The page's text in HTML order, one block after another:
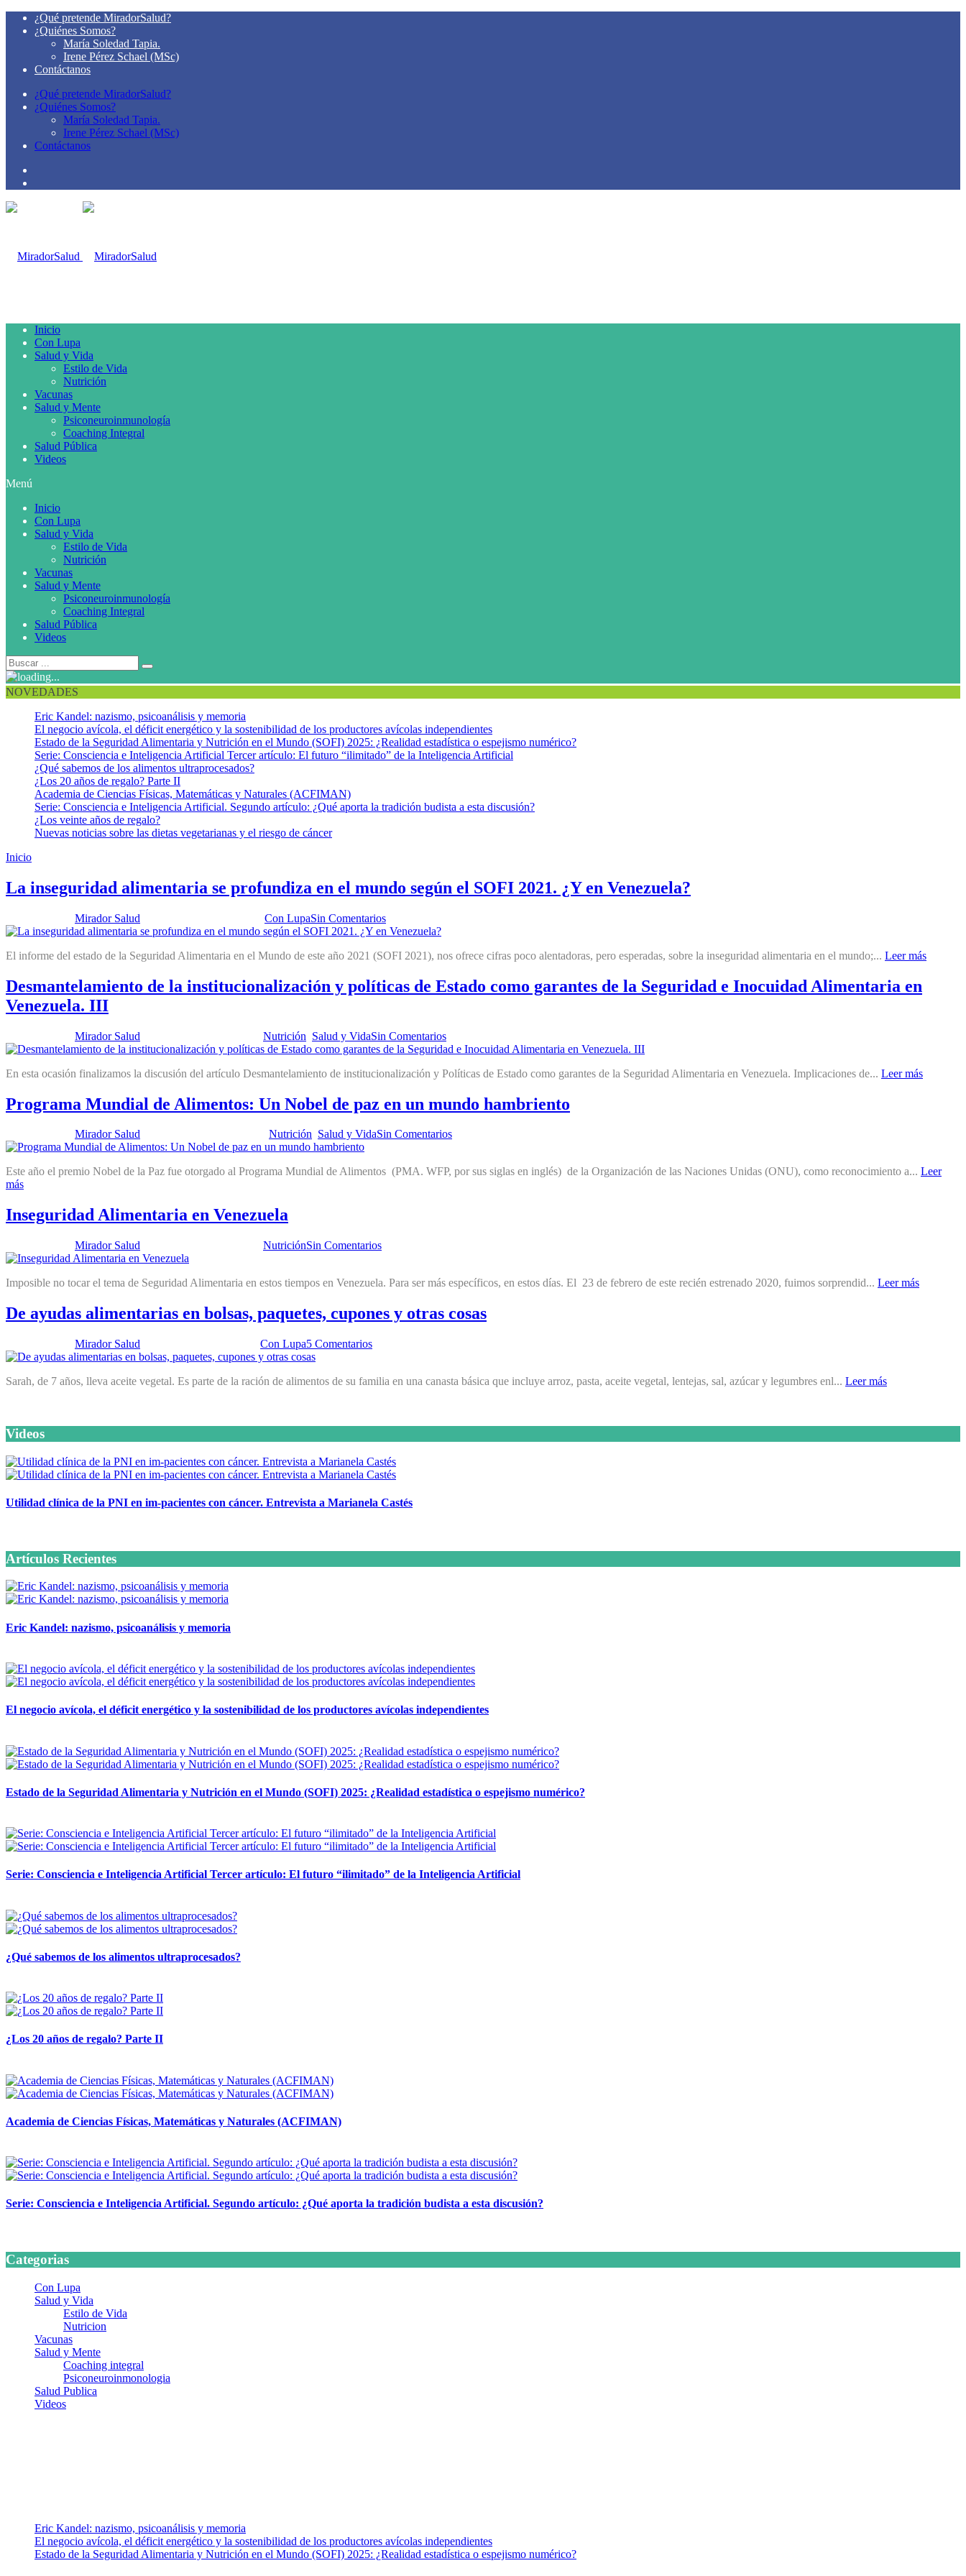
¿Qué pretende MiradorSalud?
¿Quiénes Somos?
María Soledad Tapia.
Irene Pérez Schael (MSc)
Contáctanos
¿Qué pretende MiradorSalud?
¿Quiénes Somos?
María Soledad Tapia.
Irene Pérez Schael (MSc)
Contáctanos
Inicio
Con Lupa
Salud y Vida
Estilo de Vida
Nutrición
Vacunas
Salud y Mente
Psiconeuroinmunología
Coaching Integral
Salud Pública
Videos
Menú
Inicio
Con Lupa
Salud y Vida
Estilo de Vida
Nutrición
Vacunas
Salud y Mente
Psiconeuroinmunología
Coaching Integral
Salud Pública
Videos
NOVEDADES
Eric Kandel: nazismo, psicoanálisis y memoria
El negocio avícola, el déficit energético y la sostenibilidad de los productores avícolas independientes
Estado de la Seguridad Alimentaria y Nutrición en el Mundo (SOFI) 2025: ¿Realidad estadística o espejismo numérico?
Serie: Consciencia e Inteligencia Artificial Tercer artículo: El futuro “ilimitado” de la Inteligencia Artificial
¿Qué sabemos de los alimentos ultraprocesados?
¿Los 20 años de regalo? Parte II
Academia de Ciencias Físicas, Matemáticas y Naturales (ACFIMAN)
Serie: Consciencia e Inteligencia Artificial. Segundo artículo: ¿Qué aporta la tradición budista a esta discusión?
¿Los veinte años de regalo?
Nuevas noticias sobre las dietas vegetarianas y el riesgo de cáncer
Inicio
La inseguridad alimentaria se profundiza en el mundo según el SOFI 2021. ¿Y en Venezuela?
Mirador Salud Con LupaSin Comentarios
El informe del estado de la Seguridad Alimentaria en el Mundo de este año 2021 (SOFI 2021), nos ofrece cifras poco alentadoras, pero esperadas, sobre la inseguridad alimentaria en el mundo;... Leer más
Desmantelamiento de la institucionalización y políticas de Estado como garantes de la Seguridad e Inocuidad Alimentaria en
Venezuela. III
Mirador Salud Nutrición Salud y VidaSin Comentarios
En esta ocasión finalizamos la discusión del artículo Desmantelamiento de institucionalización y Políticas de Estado como garantes de la Seguridad Alimentaria en Venezuela. Implicaciones de... Leer más
Programa Mundial de Alimentos: Un Nobel de paz en un mundo hambriento
Mirador Salud Nutrición Salud y VidaSin Comentarios
Este año el premio Nobel de la Paz fue otorgado al Programa Mundial de Alimentos (PMA. WFP, por sus siglas en inglés) de la Organización de las Naciones Unidas (ONU), como reconocimiento a... Leer
más
Inseguridad Alimentaria en Venezuela
Mirador Salud NutriciónSin Comentarios
Imposible no tocar el tema de Seguridad Alimentaria en estos tiempos en Venezuela. Para ser más específicos, en estos días. El 23 de febrero de este recién estrenado 2020, fuimos sorprendid... Leer más
De ayudas alimentarias en bolsas, paquetes, cupones y otras cosas
Mirador Salud Con Lupa5 Comentarios
Sarah, de 7 años, lleva aceite vegetal. Es parte de la ración de alimentos de su familia en una canasta básica que incluye arroz, pasta, aceite vegetal, lentejas, sal, azúcar y legumbres enl... Leer más
Videos
Utilidad clínica de la PNI en im-pacientes con cáncer. Entrevista a Marianela Castés
Artículos Recientes
Eric Kandel: nazismo, psicoanálisis y memoria
El negocio avícola, el déficit energético y la sostenibilidad de los productores avícolas independientes
Estado de la Seguridad Alimentaria y Nutrición en el Mundo (SOFI) 2025: ¿Realidad estadística o espejismo numérico?
Serie: Consciencia e Inteligencia Artificial Tercer artículo: El futuro “ilimitado” de la Inteligencia Artificial
¿Qué sabemos de los alimentos ultraprocesados?
¿Los 20 años de regalo? Parte II
Academia de Ciencias Físicas, Matemáticas y Naturales (ACFIMAN)
Serie: Consciencia e Inteligencia Artificial. Segundo artículo: ¿Qué aporta la tradición budista a esta discusión?
Categorias
Con Lupa
Salud y Vida
Estilo de Vida
Nutricion
Vacunas
Salud y Mente
Coaching integral
Psiconeuroinmonologia
Salud Publica
Videos
Eric Kandel: nazismo, psicoanálisis y memoria
El negocio avícola, el déficit energético y la sostenibilidad de los productores avícolas independientes
Estado de la Seguridad Alimentaria y Nutrición en el Mundo (SOFI) 2025: ¿Realidad estadística o espejismo numérico?